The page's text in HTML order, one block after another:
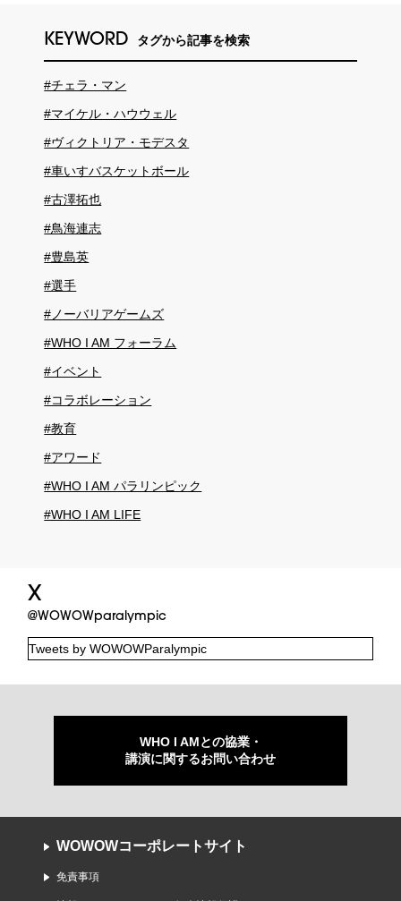
KEYWORD タグから記事を検索
#チェラ・マン
#マイケル・ハウウェル
#ヴィクトリア・モデスタ
#車いすバスケットボール
#古澤拓也
#鳥海連志
#豊島英
#選手
#ノーバリアゲームズ
#WHO I AM フォーラム
#イベント
#コラボレーション
#教育
#アワード
#WHO I AM パラリンピック
#WHO I AM LIFE
X
@WOWOWparalympic
Tweets by WOWOWParalympic
WHO I AMとの協業・
講演に関するお問い合わせ
WOWOWコーポレートサイト
免責事項